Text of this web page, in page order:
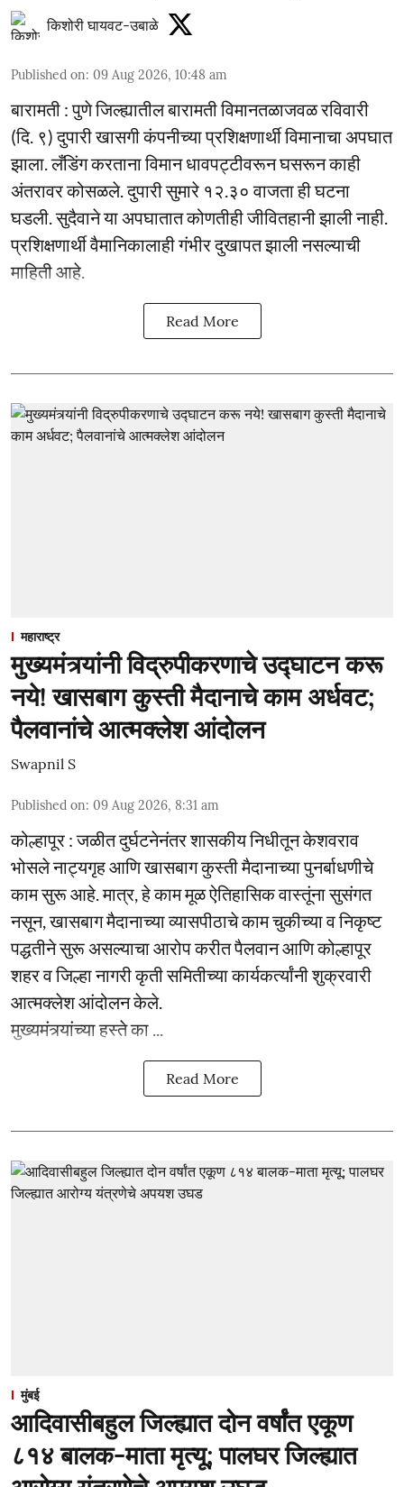
किशोरी घायवट-उबाळे
Published on: 09 Aug 2026, 10:48 am
बारामती : पुणे जिल्ह्यातील बारामती विमानतळाजवळ रविवारी
(दि. ९) दुपारी खासगी कंपनीच्या प्रशिक्षणार्थी विमानाचा अपघात
झाला. लँडिंग करताना विमान धावपट्टीवरून घसरून काही
अंतरावर कोसळले. दुपारी सुमारे १२.३० वाजता ही घटना
घडली. सुदैवाने या अपघातात कोणतीही जीवितहानी झाली नाही.
प्रशिक्षणार्थी वैमानिकालाही गंभीर दुखापत झाली नसल्याची
माहिती आहे.
Read More
महाराष्ट्र
मुख्यमंत्र्यांनी विद्रुपीकरणाचे उद्घाटन करू
नये! खासबाग कुस्ती मैदानाचे काम अर्धवट;
पैलवानांचे आत्मक्लेश आंदोलन
Swapnil S
Published on: 09 Aug 2026, 8:31 am
कोल्हापूर : जळीत दुर्घटनेनंतर शासकीय निधीतून केशवराव
भोसले नाट्यगृह आणि खासबाग कुस्ती मैदानाच्या पुनर्बाधणीचे
काम सुरू आहे. मात्र, हे काम मूळ ऐतिहासिक वास्तूंना सुसंगत
नसून, खासबाग मैदानाच्या व्यासपीठाचे काम चुकीच्या व निकृष्ट
पद्धतीने सुरू असल्याचा आरोप करीत पैलवान आणि कोल्हापूर
शहर व जिल्हा नागरी कृती समितीच्या कार्यकर्त्यांनी शुक्रवारी
आत्मक्लेश आंदोलन केले.
मुख्यमंत्र्यांच्या हस्ते का ...
Read More
मुंबई
आदिवासीबहुल जिल्ह्यात दोन वर्षांत एकूण
८१४ बालक-माता मृत्यू; पालघर जिल्ह्यात